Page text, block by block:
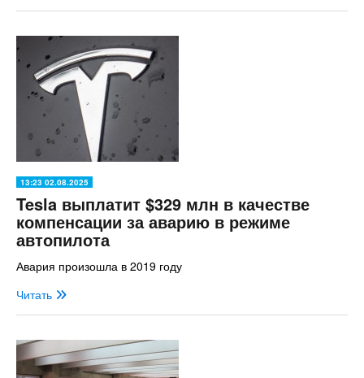
13:23 02.08.2025
Tesla выплатит $329 млн в качестве
компенсации за аварию в режиме
автопилота
Авария произошла в 2019 году
Читать